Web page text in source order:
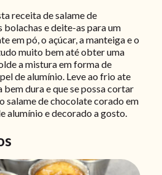
receita de salame de
bolachas e deite-as para um
em pó, o açúcar, a manteiga e o
muito bem até obter uma
a mistura em forma de
de alumínio. Leve ao frio ate
dura e que se possa cortar
salame de chocolate corado em
alumínio e decorado a gosto.